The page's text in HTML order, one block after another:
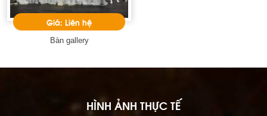
Giá: Liên hệ
Bàn gallery
HÌNH ẢNH THỰC TẾ